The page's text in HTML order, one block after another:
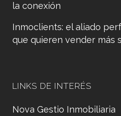
la conexión
Inmoclients: el aliado
que quieren vender más
LINKS DE INTERÉS
Nova Gestio Inmobiliaria